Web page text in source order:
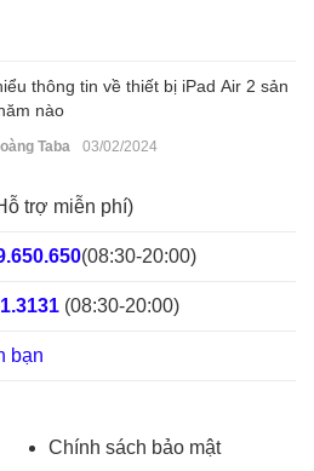
thông tin về thiết bị iPad Air 2 sản
nào
Taba 03/02/2024
trợ miễn phí)
(08:30-20:00)
(08:30-20:00)
bạn
Chính sách bảo mật